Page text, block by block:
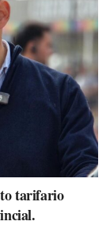
tarifario